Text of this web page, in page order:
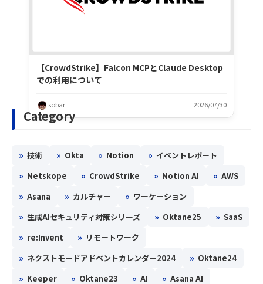
【CrowdStrike】Falcon MCPとClaude Desktop
での利用について
sobar 2026/07/30
Category
» 技術 » Okta » Notion » イベントレポート
» Netskope » CrowdStrike » Notion AI » AWS
» Asana » カルチャー » ワーケーション
» 生成AIセキュリティ対策シリーズ » Oktane25 » SaaS
» re:Invent » リモートワーク
» ネクストモードアドベントカレンダー2024 » Oktane24
» Keeper » Oktane23 » AI » Asana AI